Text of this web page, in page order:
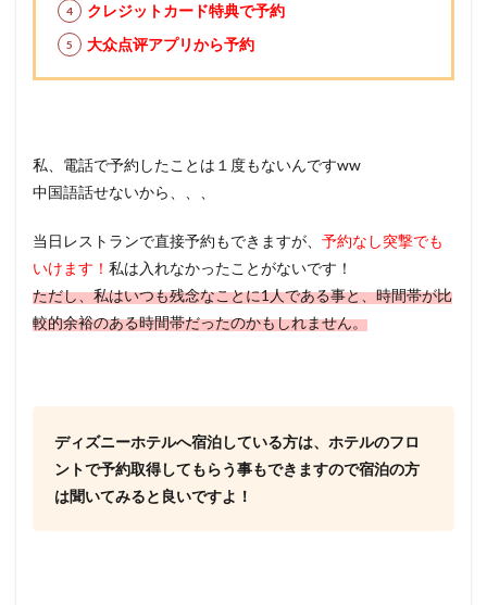
クレジットカード特典で予約
大众点评アプリから予約
私、電話で予約したことは１度もないんですww
中国語話せないから、、、
当日レストランで直接予約もできますが、 予約なし突撃でも
いけます！ 私は入れなかったことがないです！
ただし、私はいつも残念なことに1人である事と、時間帯が比
較的余裕のある時間帯だったのかもしれません。
ディズニーホテルへ宿泊している方は、ホテルのフロ
ントで予約取得してもらう事もできますので宿泊の方
は聞いてみると良いですよ！